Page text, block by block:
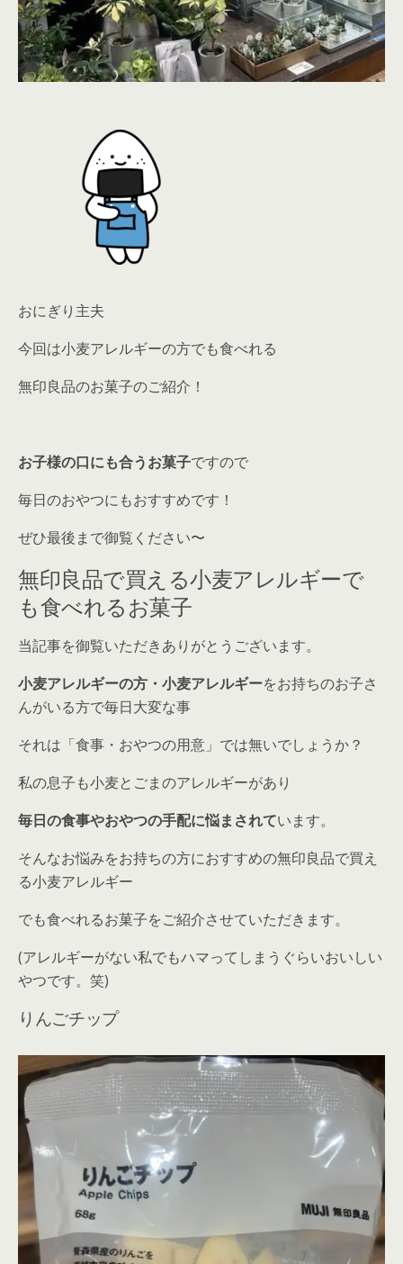
おにぎり主夫
今回は小麦アレルギーの方でも食べれる
無印良品のお菓子のご紹介！
お子様の口にも合うお菓子ですので
毎日のおやつにもおすすめです！
ぜひ最後まで御覧ください〜
無印良品で買える小麦アレルギーで
も食べれるお菓子
当記事を御覧いただきありがとうございます。
小麦アレルギーの方・小麦アレルギーをお持ちのお子さ
んがいる方で毎日大変な事
それは 「食事・おやつの用意」 では無いでしょうか？
私の息子も小麦とごまのアレルギーがあり
毎日の食事やおやつの手配に悩まされています。
そんなお悩みをお持ちの方におすすめの無印良品で買え
る小麦アレルギー
でも食べれるお菓子をご紹介させていただきます。
(アレルギーがない私でもハマってしまうぐらいおいしい
やつです。笑)
りんごチップ